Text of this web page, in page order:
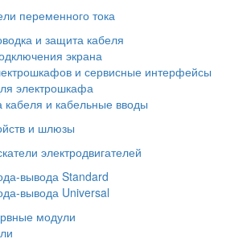
переменного тока
и защита кабеля
экрана
и сервисные интерфейсы
электрошкафа
кабеля и кабельные вводы
и шлюзы
электродвигателей
вывода Standard
вывода Universal
модули